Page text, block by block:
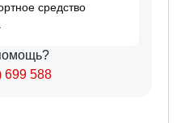
средство
699 588